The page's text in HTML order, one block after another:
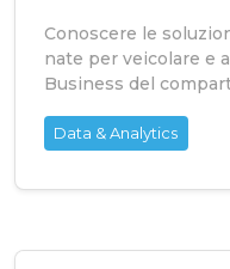
Conoscere le
nate per veicolare e
Business del
Data & Analytics